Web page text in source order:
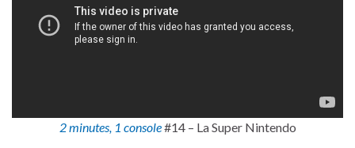
2 minutes, 1 console#14 – La Super Nintendo